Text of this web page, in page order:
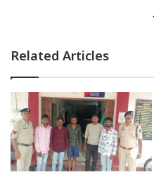
Related Articles